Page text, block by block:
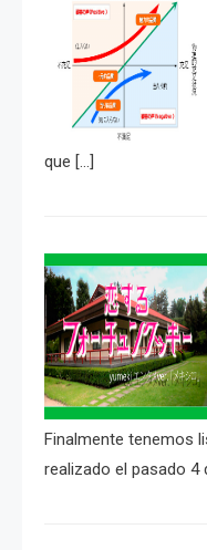
que […]
Finalmente tenemos
realizado el pasado 4